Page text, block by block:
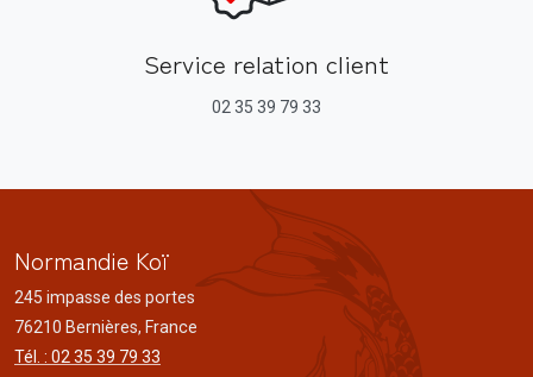
Service relation client
02 35 39 79 33
Normandie Koï
245 impasse des portes
76210 Bernières, France
Tél. : 02 35 39 79 33